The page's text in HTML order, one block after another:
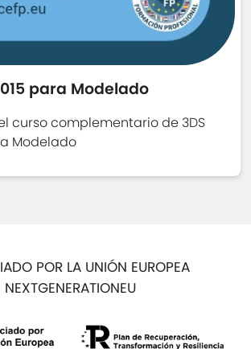
para Modelado
curso complementario de 3DS
Modelado
POR LA UNIÓN EUROPEA
NEXTGENERATIONEU